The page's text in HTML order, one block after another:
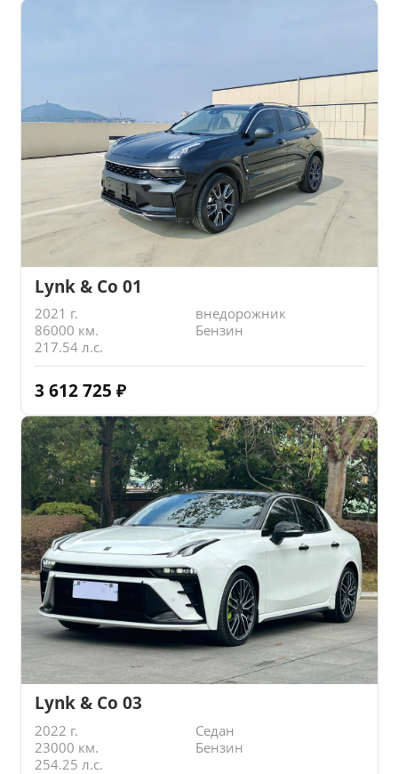
Lynk & Co 01
2021 г.
внедорожник
86000 км.
Бензин
217.54 л.с.
3 612 725 ₽
Lynk & Co 03
2022 г.
Седан
23000 км.
Бензин
254.25 л.с.